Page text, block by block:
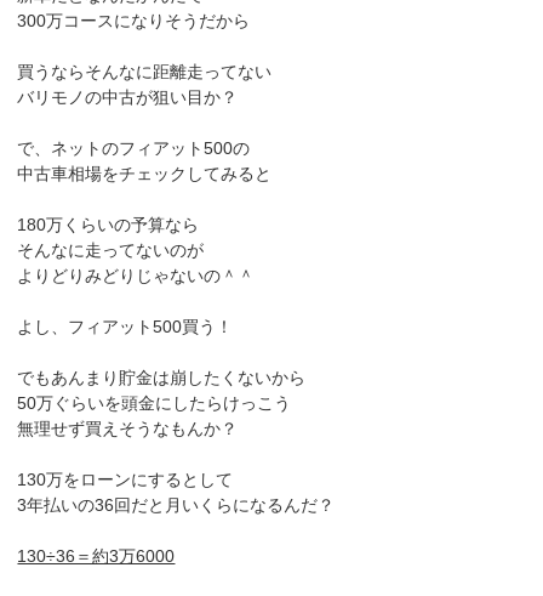
300万コースになりそうだから
買うならそんなに距離走ってない
バリモノの中古が狙い目か？
で、ネットのフィアット500の
中古車相場をチェックしてみると
180万くらいの予算なら
そんなに走ってないのが
よりどりみどりじゃないの＾＾
よし、フィアット500買う！
でもあんまり貯金は崩したくないから
50万ぐらいを頭金にしたらけっこう
無理せず買えそうなもんか？
130万をローンにするとして
3年払いの36回だと月いくらになるんだ？
130÷36＝約3万6000